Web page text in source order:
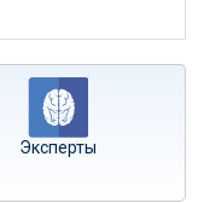
Эксперты